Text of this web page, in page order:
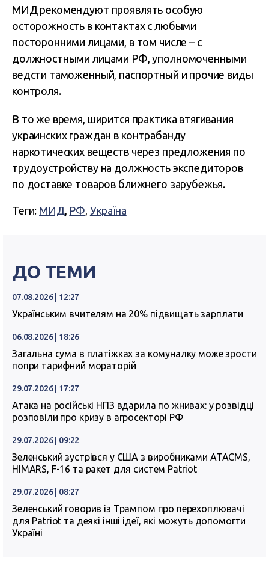
МИД рекомендуют проявлять особую
осторожность в контактах с любыми
посторонними лицами, в том числе – с
должностными лицами РФ, уполномоченными
ведсти таможенный, паспортный и прочие виды
контроля.
В то же время, ширится практика втягивания
украинских граждан в контрабанду
наркотических веществ через предложения по
трудоустройству на должность экспедиторов
по доставке товаров ближнего зарубежья.
Теги: МИД, РФ, Україна
ДО ТЕМИ
07.08.2026 | 12:27
Українським вчителям на 20% підвищать зарплати
06.08.2026 | 18:26
Загальна сума в платіжках за комуналку може зрости
попри тарифний мораторій
29.07.2026 | 17:27
Атака на російські НПЗ вдарила по жнивах: у розвідці
розповіли про кризу в агросекторі РФ
29.07.2026 | 09:22
Зеленський зустрівся у США з виробниками ATACMS,
HIMARS, F-16 та ракет для систем Patriot
29.07.2026 | 08:27
Зеленський говорив із Трампом про перехоплювачі
для Patriot та деякі інші ідеї, які можуть допомогти
Україні